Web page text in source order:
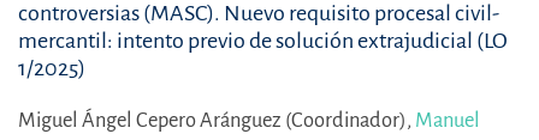
controversias (MASC). Nuevo requisito procesal civil-
mercantil: intento previo de solución extrajudicial (LO
1/2025)
Miguel Ángel Cepero Aránguez (Coordinador), Manuel